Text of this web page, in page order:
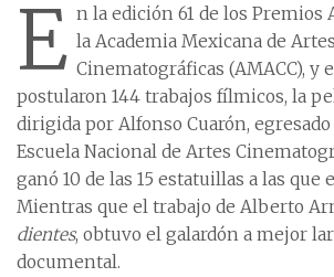
E n la edición 61 de los Premios
la Academia Mexicana de
Cinematográficas (AMACC), y
postularon 144 trabajos fílmicos, la
dirigida por Alfonso Cuarón, egresado
Escuela Nacional de Artes
ganó 10 de las 15 estatuillas a las que
Mientras que el trabajo de Alberto
dientes, obtuvo el galardón a mejor
documental.